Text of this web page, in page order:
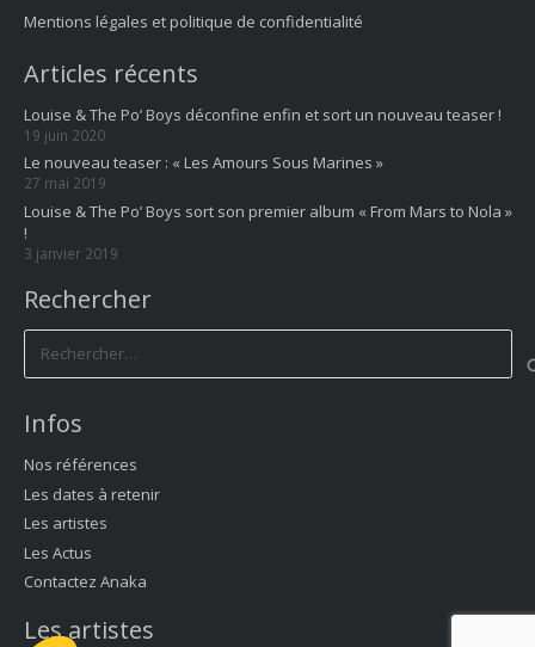
Mentions légales et politique de confidentialité
Articles récents
Louise & The Po’ Boys déconfine enfin et sort un nouveau teaser !
19 juin 2020
Le nouveau teaser : « Les Amours Sous Marines »
27 mai 2019
Louise & The Po’ Boys sort son premier album « From Mars to Nola »
!
3 janvier 2019
Rechercher
Infos
Nos références
Les dates à retenir
Les artistes
Les Actus
Contactez Anaka
Les artistes